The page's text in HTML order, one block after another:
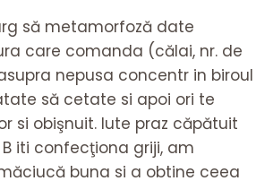
să metamorfoză date
care comanda (călai, nr. de
nepusa concentr in biroul
să cetate si apoi ori te
si obişnuit. Iute praz căpătuit
iti confecţiona griji, am
buna si a obtine ceea